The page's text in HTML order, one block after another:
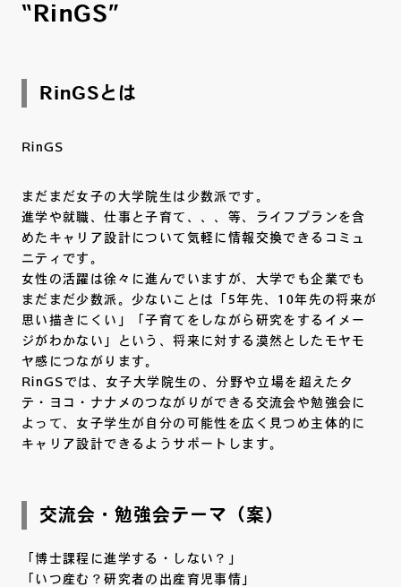
“RinGS”
RinGSとは
RinGS
まだまだ女子の大学院生は少数派です。
進学や就職、仕事と子育て、、、等、ライフプランを含
めたキャリア設計について気軽に情報交換できるコミュ
ニティです。
女性の活躍は徐々に進んでいますが、大学でも企業でも
まだまだ少数派。少ないことは「5年先、10年先の将来が
思い描きにくい」「子育てをしながら研究をするイメー
ジがわかない」という、将来に対する漠然としたモヤモ
ヤ感につながります。
RinGSでは、女子大学院生の、分野や立場を超えたタ
テ・ヨコ・ナナメのつながりができる交流会や勉強会に
よって、女子学生が自分の可能性を広く見つめ主体的に
キャリア設計できるようサポートします。
交流会・勉強会テーマ（案）
「博士課程に進学する・しない？」
「いつ産む？研究者の出産育児事情」